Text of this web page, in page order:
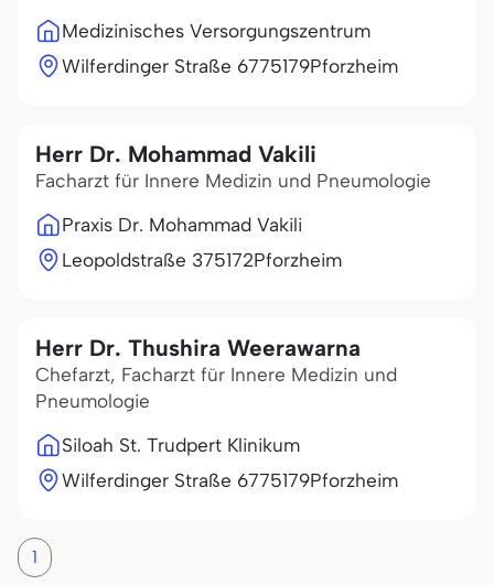
Medizinisches Versorgungszentrum
Wilferdinger Straße 6775179Pforzheim
Herr Dr. Mohammad Vakili
Facharzt für Innere Medizin und Pneumologie
Praxis Dr. Mohammad Vakili
Leopoldstraße 375172Pforzheim
Herr Dr. Thushira Weerawarna
Chefarzt, Facharzt für Innere Medizin und
Pneumologie
Siloah St. Trudpert Klinikum
Wilferdinger Straße 6775179Pforzheim
1